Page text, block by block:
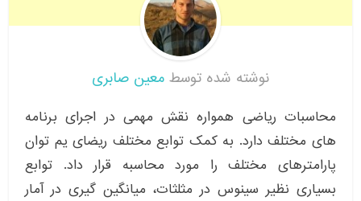
نوشته شده توسط معین صابری
محاسبات ریاضی همواره نقش مهمی در اجرای برنامه
های مختلف دارد. به کمک توابع مختلف ریضای یم توان
پارامترهای مختلف را مورد محاسبه قرار داد. توابع
بسیاری نظیر سینوس در مثلثات، میانگین گیری در آمار